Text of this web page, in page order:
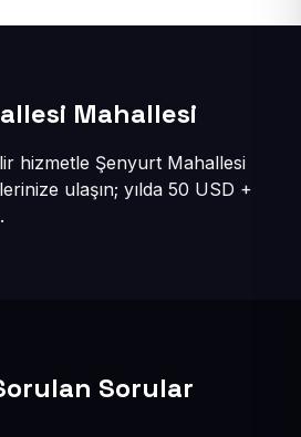
Mahallesi
hizmetle Şenyurt Mahallesi
ulaşın; yılda 50 USD +
Sorular